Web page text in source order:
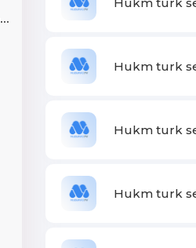
Mashhur Muhammad
Hukm turk
Hukm turk
Hukm turk